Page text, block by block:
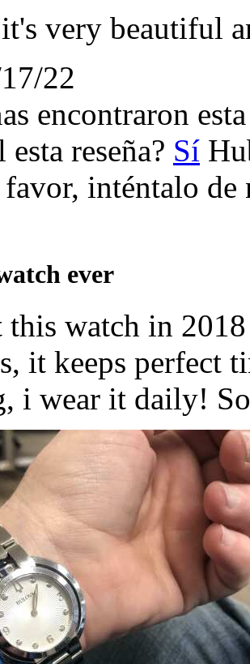
very beautiful
22
encontraron
reseña? Sí
inténtalo de
ever
watch in
it keeps perfect
i wear it daily!